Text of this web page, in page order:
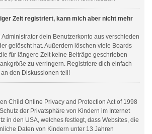
Zeit registriert, kann mich aber nicht mehr
Administrator dein Benutzerkonto aus verschieden
gelöscht hat. Außerdem löschen viele Boards
für längere Zeit keine Beiträge geschrieben
zu verringern. Registriere dich einfach
den Diskussionen teil!
Child Online Privacy and Protection Act of 1998
der Privatsphäre von Kindern im Internet
in den USA, welches festlegt, dass Websites, die
Daten von Kindern unter 13 Jahren